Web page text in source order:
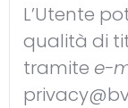
L’Utente
qualità di
tramite e-